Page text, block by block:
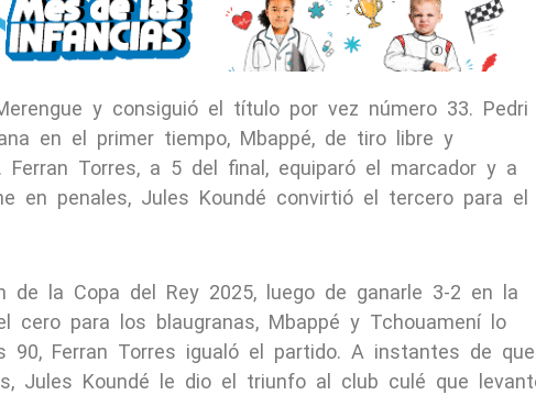
y consiguió el título por vez número 33. Pedri
en el primer tiempo, Mbappé, de tiro libre y
Ferran Torres, a 5 del final, equiparó el marcador y a
en penales, Jules Koundé convirtió el tercero para el
de la Copa del Rey 2025, luego de ganarle 3-2 en la
cero para los blaugranas, Mbappé y Tchouamení lo
Ferran Torres igualó el partido. A instantes de que
Jules Koundé le dio el triunfo al club culé que